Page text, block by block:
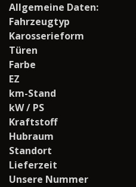
Allgemeine Daten:
Fahrzeugtyp
Karosserieform
Türen
Farbe
EZ
km-Stand
kW / PS
Kraftstoff
Hubraum
Standort
Lieferzeit
Unsere Nummer